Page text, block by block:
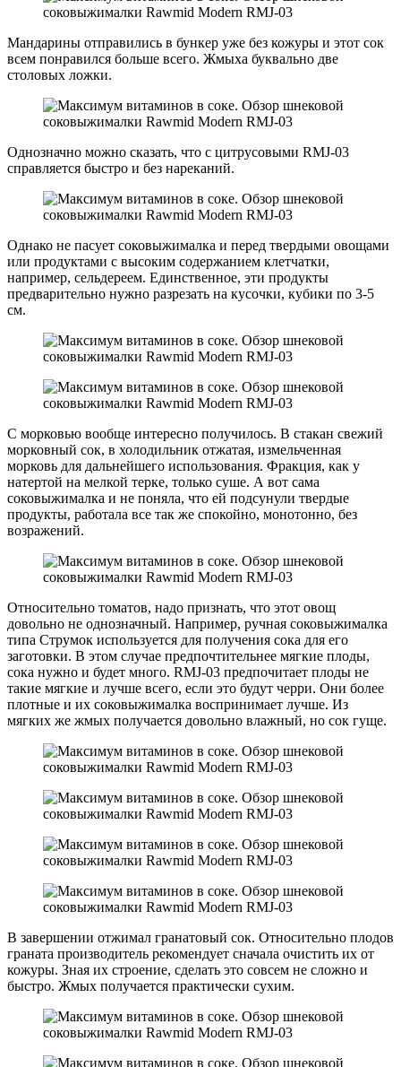
Мандарины отправились в бункер уже без кожуры и этот сок
всем понравился больше всего. Жмыха буквально две
столовых ложки.
Однозначно можно сказать, что с цитрусовыми RMJ-03
справляется быстро и без нареканий.
Однако не пасует соковыжималка и перед твердыми овощами
или продуктами с высоким содержанием клетчатки,
например, сельдереем. Единственное, эти продукты
предварительно нужно разрезать на кусочки, кубики по 3-5
см.
С морковью вообще интересно получилось. В стакан свежий
морковный сок, в холодильник отжатая, измельченная
морковь для дальнейшего использования. Фракция, как у
натертой на мелкой терке, только суше. А вот сама
соковыжималка и не поняла, что ей подсунули твердые
продукты, работала все так же спокойно, монотонно, без
возражений.
Относительно томатов, надо признать, что этот овощ
довольно не однозначный. Например, ручная соковыжималка
типа Струмок используется для получения сока для его
заготовки. В этом случае предпочтительнее мягкие плоды,
сока нужно и будет много. RMJ-03 предпочитает плоды не
такие мягкие и лучше всего, если это будут черри. Они более
плотные и их соковыжималка воспринимает лучше. Из
мягких же жмых получается довольно влажный, но сок гуще.
В завершении отжимал гранатовый сок. Относительно плодов
граната производитель рекомендует сначала очистить их от
кожуры. Зная их строение, сделать это совсем не сложно и
быстро. Жмых получается практически сухим.